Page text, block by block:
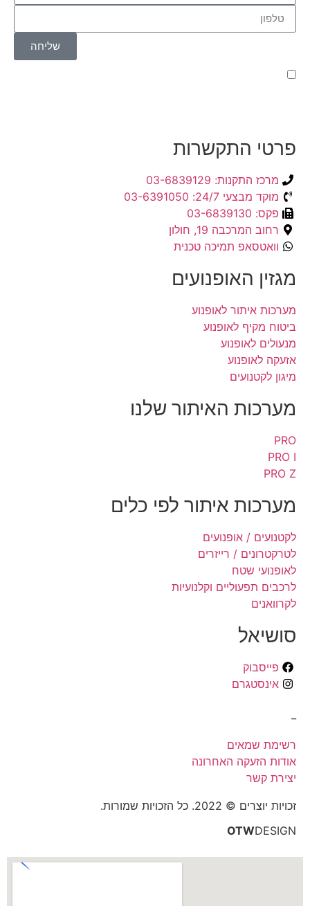
שליחה
פרטי התקשרות
מרכז התקנות: 03-6839129
מוקד מבצעי 24/7: 03-6391050
פקס: 03-6839130
רחוב המרכבה 19, חולון
וואטסאפ תמיכה טכנית
מגזין האופנועים
מערכות איתור לאופנוע
ביטוח מקיף לאופנוע
מנעולים לאופנוע
אזעקה לאופנוע
מיגון לקטנועים
מערכות האיתור שלנו
PRO
PRO I
PRO Z
מערכות איתור לפי כלים
לקטנועים / אופנועים
לטרקטרונים / רייזרים
לאופנועי שטח
לרכבים תפעוליים וקלנועיות
לקרוואנים
סושיאל
פייסבוק
אינסטגרם
רשימת שמאים
אודות הזעקה האחרונה
יצירת קשר
זכויות יוצרים © 2022. כל הזכויות שמורות.
OTWDESIGN